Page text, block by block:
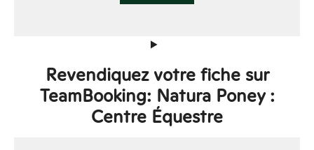
Revendiquez votre fiche sur
TeamBooking: Natura Poney :
Centre Équestre